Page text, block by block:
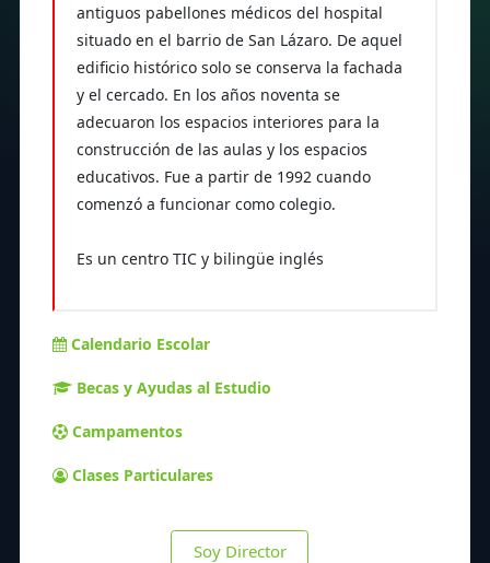
antiguos pabellones médicos del hospital
situado en el barrio de San Lázaro. De aquel
edificio histórico solo se conserva la fachada
y el cercado. En los años noventa se
adecuaron los espacios interiores para la
construcción de las aulas y los espacios
educativos. Fue a partir de 1992 cuando
comenzó a funcionar como colegio.
Es un centro TIC y bilingüe inglés
Calendario Escolar
Becas y Ayudas al Estudio
Campamentos
Clases Particulares
Soy Director